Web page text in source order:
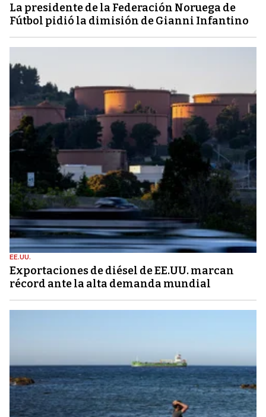
La presidente de la Federación Noruega de
Fútbol pidió la dimisión de Gianni Infantino
EE.UU.
Exportaciones de diésel de EE.UU. marcan
récord ante la alta demanda mundial